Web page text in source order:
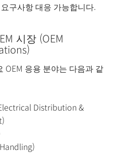
구사항 대응 가능합니다.
시장 (OEM
OEM 응용 분야는 다음과 같
Distribution &